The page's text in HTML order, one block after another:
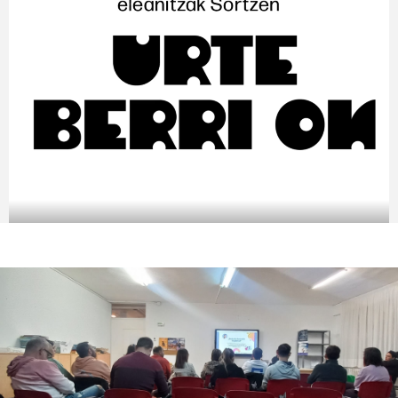
Jatorri migratuko familia askoeleanitzak dira,
gutxituak dira kasu batzuetan.
Gurea ere hizkuntza gutxitua da, gainera, Nafarroako
herritarroi oraindik ere, hizkuntza eskubide
ezberdinak aitortzen zaizkigu bizi garen
tokiaren
arabera. Eskolak garrantzi handia hartzen du
ikasteko aukera ematenbaitu.